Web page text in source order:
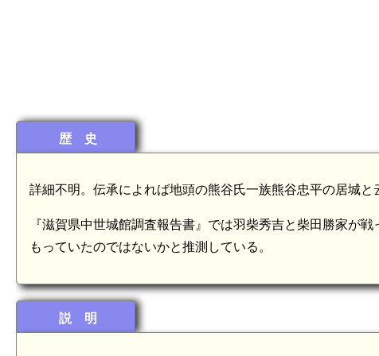
歴 史
詳細不明。伝承によれば地頭の熊谷氏一族熊谷忠平の居城と
『滋賀県中世城館調査報告書』では羽柴秀吉と柴田勝家が
もっていたのではないかと推測している。
説 明